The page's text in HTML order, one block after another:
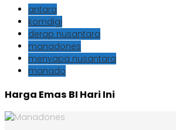
antara
komdigi
derap nusantara
manadones
menyapa nusantara
manado
Harga Emas BI Hari Ini